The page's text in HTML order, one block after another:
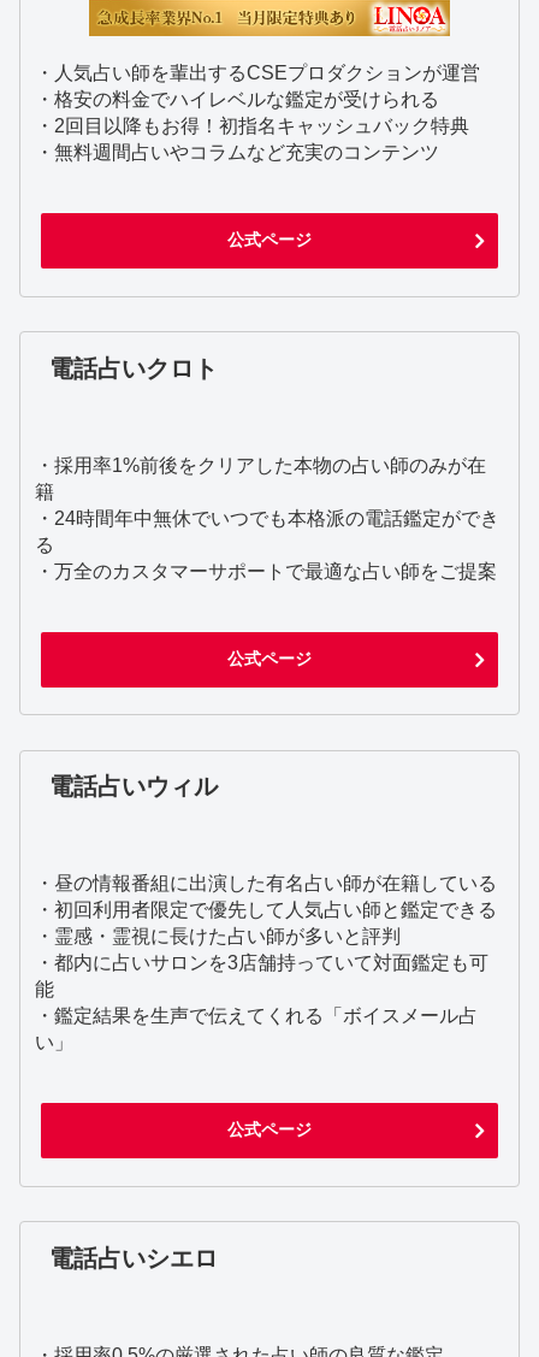
・人気占い師を輩出するCSEプロダクションが運営
・格安の料金でハイレベルな鑑定が受けられる
・2回目以降もお得！初指名キャッシュバック特典
・無料週間占いやコラムなど充実のコンテンツ
公式ページ
電話占いクロト
・採用率1%前後をクリアした本物の占い師のみが在
籍
・24時間年中無休でいつでも本格派の電話鑑定ができ
る
・万全のカスタマーサポートで最適な占い師をご提案
公式ページ
電話占いウィル
・昼の情報番組に出演した有名占い師が在籍している
・初回利用者限定で優先して人気占い師と鑑定できる
・霊感・霊視に長けた占い師が多いと評判
・都内に占いサロンを3店舗持っていて対面鑑定も可
能
・鑑定結果を生声で伝えてくれる「ボイスメール占
い」
公式ページ
電話占いシエロ